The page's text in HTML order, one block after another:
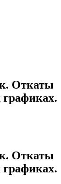
Откаты
графиках.
Откаты
графиках.